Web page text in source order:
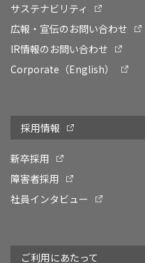
サステナビリティ
広報・宣伝のお問い合わせ
IR情報のお問い合わせ
Corporate（English）
採用情報
新卒採用
障害者採用
社員インタビュー
ご利用にあたって